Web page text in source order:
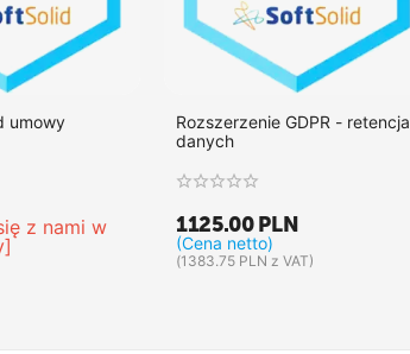
umowy
z nami w
Rozszerzenie GDPR - retencja
danych
1125.00 PLN
(Cena netto)
(1383.75 PLN z VAT)